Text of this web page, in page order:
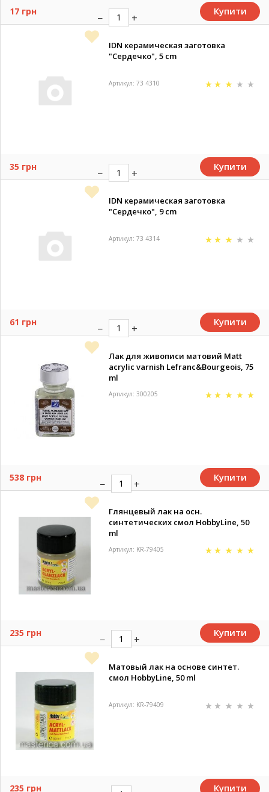
17 грн Купити
IDN керамическая заготовка
"Сердечко", 5 cm
Артикул: 73 4310
35 грн Купити
IDN керамическая заготовка
"Сердечко", 9 cm
Артикул: 73 4314
61 грн Купити
Лак для живописи матовий Matt
acrylic varnish Lefranc&Bourgeois, 75
ml
Артикул: 300205
538 грн Купити
Глянцевый лак на осн.
синтетических смол HobbyLine, 50
ml
Артикул: KR-79405
235 грн Купити
Mатовый лак на основе синтет.
смол HobbyLine, 50 ml
Артикул: KR-79409
235 грн Купити